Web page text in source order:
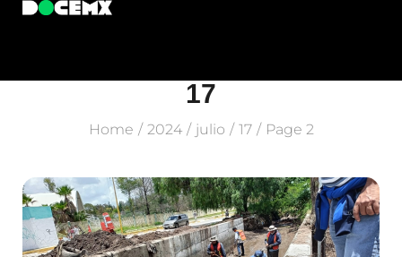
17
Home / 2024 / julio / 17 / Page 2